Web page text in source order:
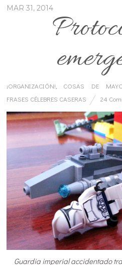
MAR 31, 2014
¡ORGANIZACIÓN! COSAS DE
FRASES CÉLEBRES CASERAS
24
Guardia imperial accidentado